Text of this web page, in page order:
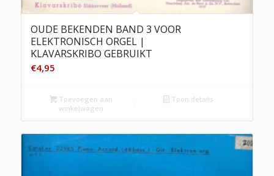
OUDE BEKENDEN BAND 3 VOOR
ELEKTRONISCH ORGEL |
KLAVARSKRIBO GEBRUIKT
€4,95
Toevoegen aan
winkelwagen
Toon details